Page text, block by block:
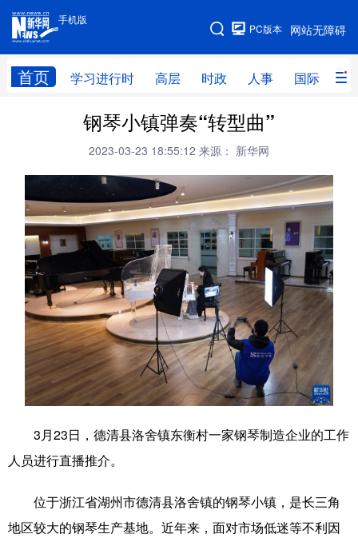
手机版
网站无障碍
PC版本
首页 学习进行时 高层 时政 人事 国际 财
手机版
网站地图
高层 时政
财经 网评
台湾 思客智库 全球连线 教育
科技 科创 量子 体育
文化 书画 健康 军事
访谈 视频 图片 政务
法律 中央文件 金融 汽车
食品 人居 信息化 数字经济
学术中国 乡村振兴 银龄 溯源中国
彩票
文化产业
钢琴小镇弹奏“转型曲”
2023-03-23 18:55:12 来源： 新华网
3月23日，德清县洛舍镇东衡村一家钢琴制造企业的工作
人员进行直播推介。
位于浙江省湖州市德清县洛舍镇的钢琴小镇，是长三角
地区较大的钢琴生产基地。近年来，面对市场低迷等不利因